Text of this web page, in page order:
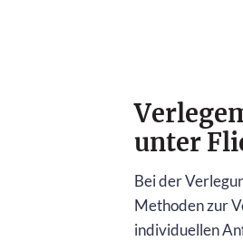
unter
Bei der
Methoden zur
individuellen